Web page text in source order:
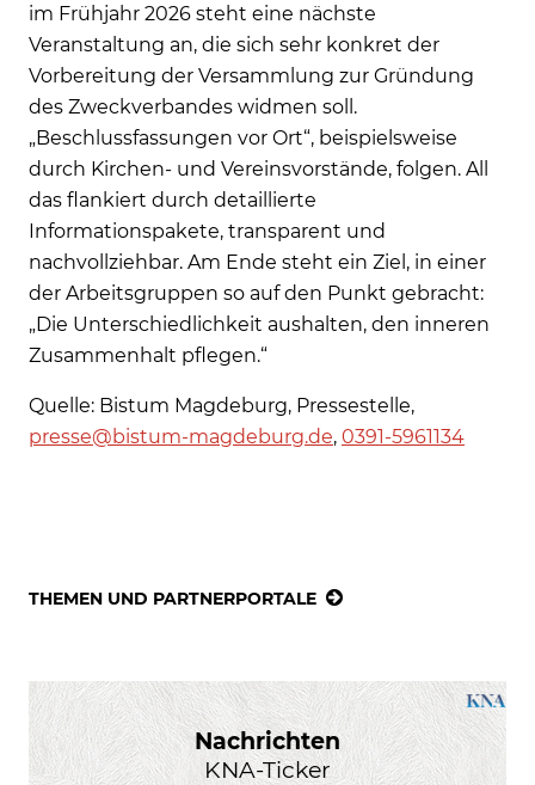
im Frühjahr 2026 steht eine nächste
Veranstaltung an, die sich sehr konkret der
Vorbereitung der Versammlung zur Gründung
des Zweckverbandes widmen soll.
„Beschlussfassungen vor Ort“, beispielsweise
durch Kirchen- und Vereinsvorstände, folgen. All
das flankiert durch detaillierte
Informationspakete, transparent und
nachvollziehbar. Am Ende steht ein Ziel, in einer
der Arbeitsgruppen so auf den Punkt gebracht:
„Die Unterschiedlichkeit aushalten, den inneren
Zusammenhalt pflegen.“
Quelle: Bistum Magdeburg, Pressestelle,
presse@bistum-magdeburg.de, 0391-5961134
THEMEN UND PARTNERPORTALE
Nachrichten
KNA-Ticker